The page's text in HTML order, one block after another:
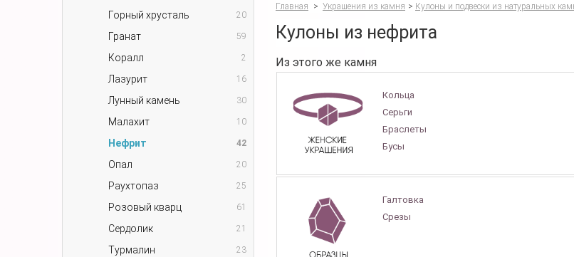
Горный хрусталь 20
Гранат 59
Коралл 2
Лазурит 16
Лунный камень 30
Малахит 10
Нефрит 42
Опал 20
Раухтопаз 25
Розовый кварц 61
Сердолик 21
Турмалин 23
Главная > Украшения из камня > Кулоны и подвески из натуральных
Кулоны из нефрита
Из этого же камня
Кольца
Серьги
Браслеты
Бусы
Галтовка
Срезы